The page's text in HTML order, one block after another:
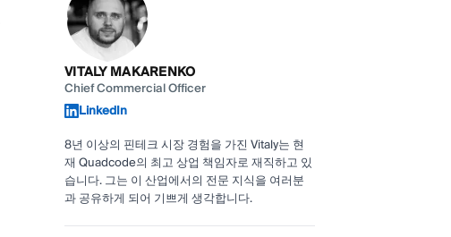
VITALY MAKARENKO
Chief Commercial Officer
LinkedIn
8년 이상의 핀테크 시장 경험을 가진 Vitaly는 현
재 Quadcode의 최고 상업 책임자로 재직하고 있
습니다. 그는 이 산업에서의 전문 지식을 여러분
과 공유하게 되어 기쁘게 생각합니다.